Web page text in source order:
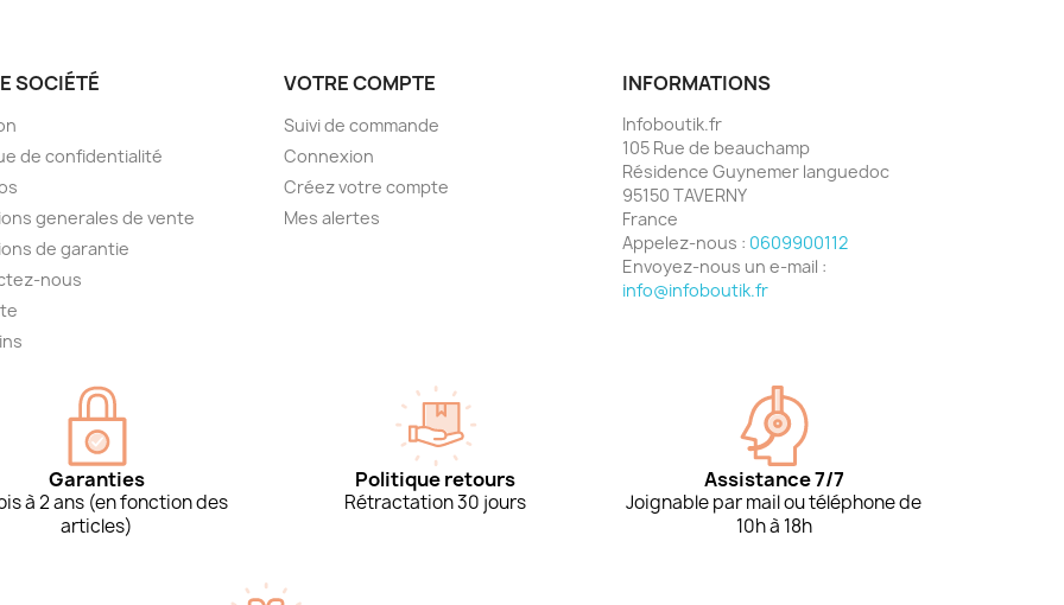
SOCIÉTÉ
de confidentialité
generales de vente
de garantie
nous
VOTRE COMPTE
Suivi de commande
Connexion
Créez votre compte
Mes alertes
INFORMATIONS
Infoboutik.fr
105 Rue de beauchamp
Résidence Guynemer languedoc
95150 TAVERNY
France
Appelez-nous : 0609900112
Envoyez-nous un e-mail :
info@infoboutik.fr
Garanties
à 2 ans (en fonction des
articles)
Politique retours
Rétractation 30 jours
Assistance 7/7
Joignable par mail ou téléphone de
10h à 18h